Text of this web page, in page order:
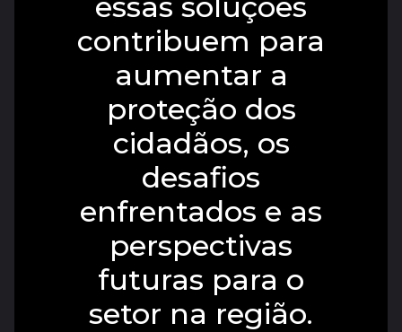
contribuem para
aumentar a
proteção dos
cidadãos, os
desafios
enfrentados e as
perspectivas
futuras para o
setor na região.